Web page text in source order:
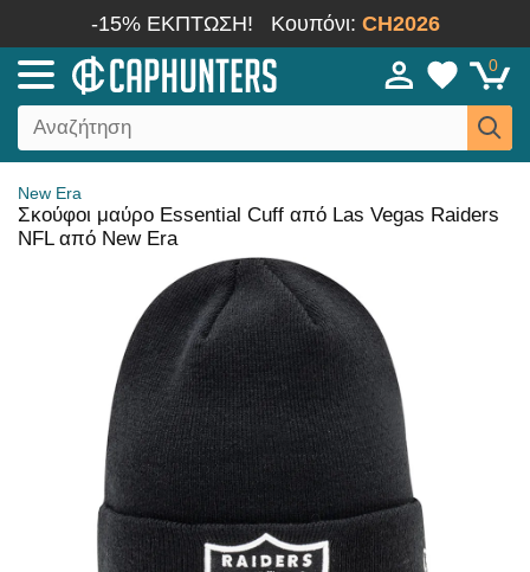
-15% ΕΚΠΤΩΣΗ! Κουπόνι: CH2026
0
New Era
Σκούφοι μαύρο Essential Cuff από Las Vegas Raiders
NFL από New Era